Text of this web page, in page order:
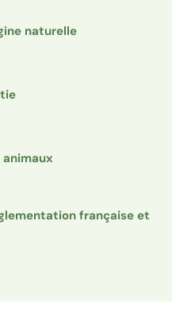
naturelle
française et